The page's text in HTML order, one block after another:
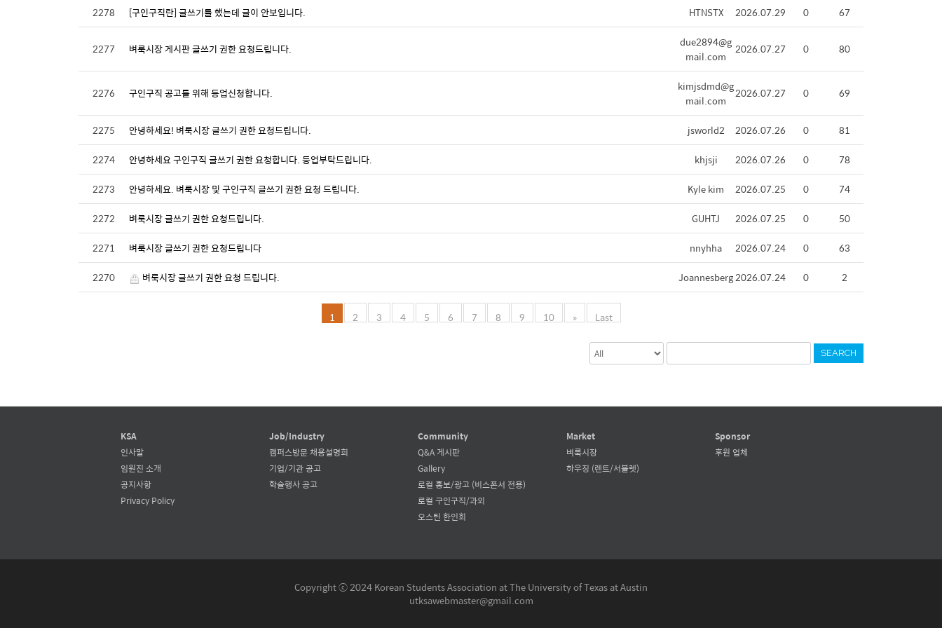
2278 [구인구직란] 글쓰기를 했는데 글이 안보입니다. HTNSTX 2026.07.29 0 67
2277 벼룩시장 게시판 글쓰기 권한 요청드립니다.
due2894@g
mail.com
2026.07.27 0 80
2276 구인구직 공고를 위해 등업신청합니다.
kimjsdmd@g
mail.com
2026.07.27 0 69
2275 안녕하세요! 벼룩시장 글쓰기 권한 요청드립니다. jsworld2 2026.07.26 0
81
2274
안녕하세요 구인구직 글쓰기 권한 요청합니다. 등업부탁드립니다. khjsji 2026.07.26 0
78
2273
안녕하세요. 벼룩시장 및 구인구직 글쓰기 권한 요청 드립니다. Kyle kim 2026.07.25 0
74
2272
벼룩시장 글쓰기 권한 요청드립니다. GUHTJ 2026.07.25 0
50
2271
벼룩시장 글쓰기 권한 요청드립니다 nnyhha 2026.07.24 0
63
2270
벼룩시장 글쓰기 권한 요청 드립니다. Joannesberg2026.07.24 0 2
1 2 3 4 5 6 7 8 9 10 » Last
SEARCH
KSA
인사말
임원진 소개
공지사항
Privacy Policy
Job/Industry
캠퍼스방문 채용설명회
기업/기관 공고
학술행사 공고
Community
Q&A 게시판
Gallery
로컬 홍보/광고 (비스폰서 전용)
로컬 구인구직/과외
오스틴 한인회
Market
벼룩시장
하우징 (렌트/서블렛)
Sponsor
후원 업체
Copyright ⓒ 2024 Korean Students Association at The University of Texas at Austin
utksawebmaster@gmail.com